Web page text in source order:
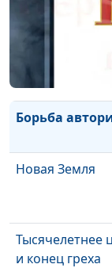
Бог - наш
Отец
Избрание Бога
Борьба
Новая Земля
Тысячелетнее
и конец греха